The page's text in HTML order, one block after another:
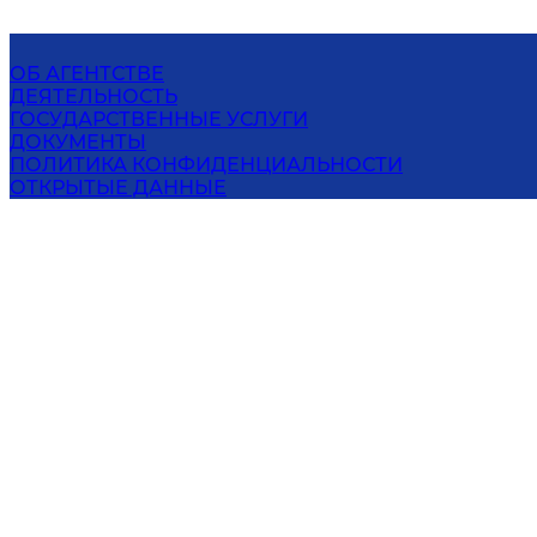
ОБ АГЕНТСТВЕ
ДЕЯТЕЛЬНОСТЬ
ГОСУДАРСТВЕННЫЕ УСЛУГИ
ДОКУМЕНТЫ
ПОЛИТИКА КОНФИДЕНЦИАЛЬНОСТИ
ОТКРЫТЫЕ ДАННЫЕ